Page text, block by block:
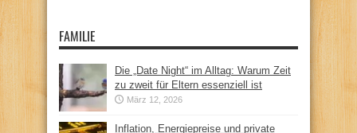
FAMILIE
Die „Date Night“ im Alltag: Warum Zeit
zu zweit für Eltern essenziell ist
März 12, 2026
Inflation, Energiepreise und private